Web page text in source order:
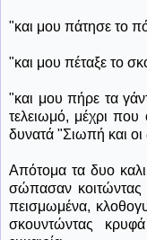
"και μου πάτησε το
"και μου πέταξε το
"και μου πήρε τα
τελειωμό, μέχρι
δυνατά "Σιωπή και οι
Απότομα τα δυο
σώπασαν κοιτώντας
πεισμωμένα,
σκουντώντας